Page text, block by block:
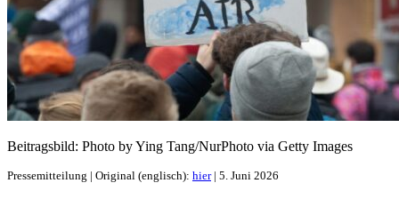
Beitragsbild: Photo by Ying Tang/NurPhoto via Getty Images
Pressemitteilung | Original (englisch): hier| 5. Juni 2026